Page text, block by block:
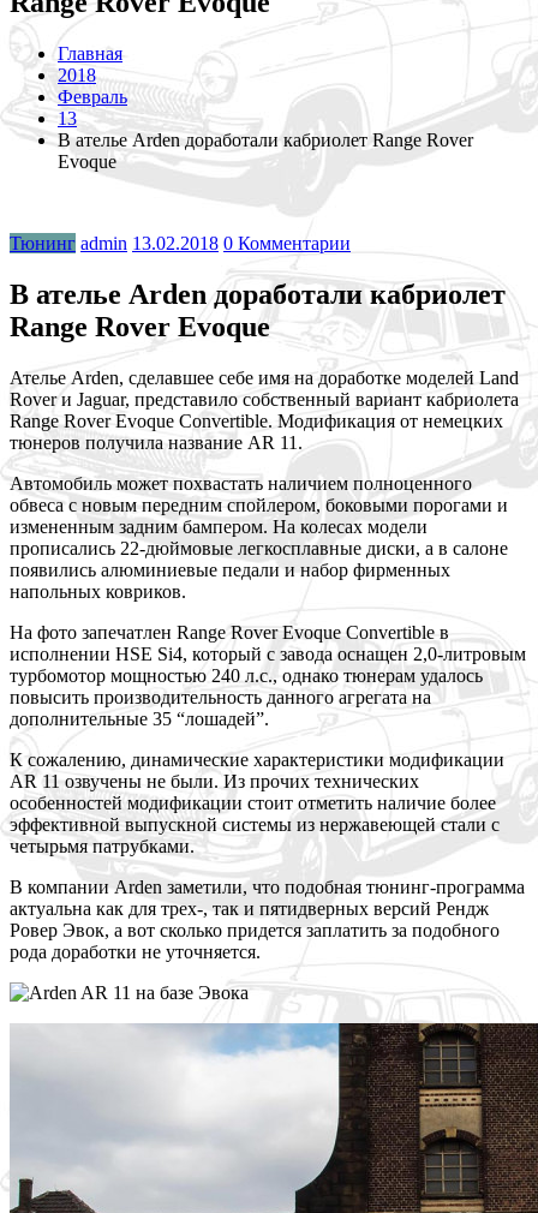
Главная
2018
Февраль
13
В ателье Arden доработали кабриолет Range Rover
Evoque
Тюнинг admin 13.02.2018 0 Комментарии
В ателье Arden доработали кабриолет
Range Rover Evoque
Ателье Arden, сделавшее себе имя на доработке моделей Land
Rover и Jaguar, представило собственный вариант кабриолета
Range Rover Evoque Convertible. Модификация от немецких
тюнеров получила название AR 11.
Автомобиль может похвастать наличием полноценного
обвеса с новым передним спойлером, боковыми порогами и
измененным задним бампером. На колесах модели
прописались 22-дюймовые легкосплавные диски, а в салоне
появились алюминиевые педали и набор фирменных
напольных ковриков.
На фото запечатлен Range Rover Evoque Convertible в
исполнении HSE Si4, который с завода оснащен 2,0-литровым
турбомотор мощностью 240 л.с., однако тюнерам удалось
повысить производительность данного агрегата на
дополнительные 35 “лошадей”.
К сожалению, динамические характеристики модификации
AR 11 озвучены не были. Из прочих технических
особенностей модификации стоит отметить наличие более
эффективной выпускной системы из нержавеющей стали с
четырьмя патрубками.
В компании Arden заметили, что подобная тюнинг-программа
актуальна как для трех-, так и пятидверных версий Рендж
Ровер Эвок, а вот сколько придется заплатить за подобного
рода доработки не уточняется.